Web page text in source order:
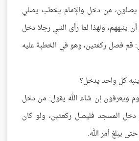
يصلون، من دخل والإمام يخطب يصلي
أن ينبههم، ولهذا لما رأى النبي رجلا دخل
قم فصل ركعتين، وهو في الخطبة عليه
كل واحد يدخل؟
ويعرفون إن شاء الله يقول: من دخل
المسجد فليصل ركعتين، ولو كان
يبلغ أمر الله.